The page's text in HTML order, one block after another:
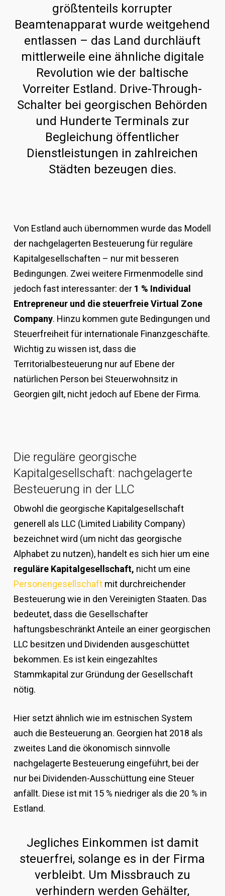
größtenteils korrupter
Beamtenapparat wurde weitgehend
entlassen – das Land durchläuft
mittlerweile eine ähnliche digitale
Revolution wie der baltische
Vorreiter Estland. Drive-Through-
Schalter bei georgischen Behörden
und Hunderte Terminals zur
Begleichung öffentlicher
Dienstleistungen in zahlreichen
Städten bezeugen dies.
Von Estland auch übernommen wurde das Modell
der nachgelagerten Besteuerung für reguläre
Kapitalgesellschaften – nur mit besseren
Bedingungen. Zwei weitere Firmenmodelle sind
jedoch fast interessanter: der 1 % Individual
Entrepreneur und die steuerfreie Virtual Zone
Company. Hinzu kommen gute Bedingungen und
Steuerfreiheit für internationale Finanzgeschäfte.
Wichtig zu wissen ist, dass die
Territorialbesteuerung nur auf Ebene der
natürlichen Person bei Steuerwohnsitz in
Georgien gilt, nicht jedoch auf Ebene der Firma.
Die reguläre georgische
Kapitalgesellschaft: nachgelagerte
Besteuerung in der LLC
Obwohl die georgische Kapitalgesellschaft
generell als LLC (Limited Liability Company)
bezeichnet wird (um nicht das georgische
Alphabet zu nutzen), handelt es sich hier um eine
reguläre Kapitalgesellschaft, nicht um eine
Personengesellschaftmit durchreichender
Besteuerung wie in den Vereinigten Staaten. Das
bedeutet, dass die Gesellschafter
haftungsbeschränkt Anteile an einer georgischen
LLC besitzen und Dividenden ausgeschüttet
bekommen. Es ist kein eingezahltes
Stammkapital zur Gründung der Gesellschaft
nötig.
Hier setzt ähnlich wie im estnischen System
auch die Besteuerung an. Georgien hat 2018 als
zweites Land die ökonomisch sinnvolle
nachgelagerte Besteuerung eingeführt, bei der
nur bei Dividenden-Ausschüttung eine Steuer
anfällt. Diese ist mit 15 % niedriger als die 20 % in
Estland.
Jegliches Einkommen ist damit
steuerfrei, solange es in der Firma
verbleibt. Um Missbrauch zu
verhindern werden Gehälter,